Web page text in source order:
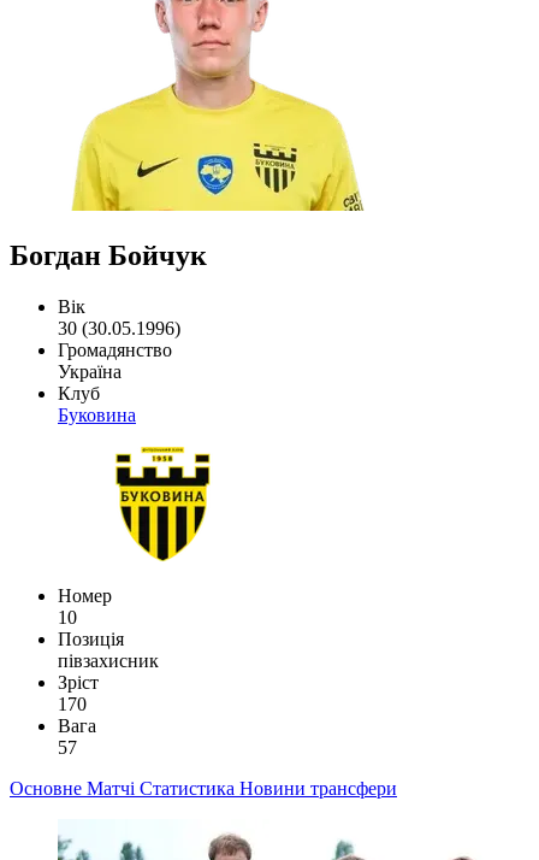
Богдан Бойчук
Вік
30 (30.05.1996)
Громадянство
Україна
Клуб
Буковина
Номер
10
Позиція
півзахисник
Зріст
170
Вага
57
Основне Матчі Статистика Новини трансфери